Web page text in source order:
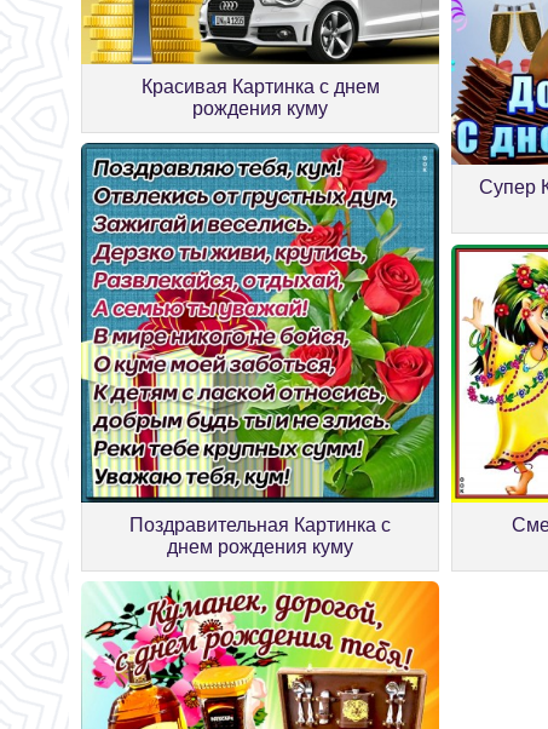
Красивая Картинка с днем
рождения куму
Супер
Поздравительная Картинка с
днем рождения куму